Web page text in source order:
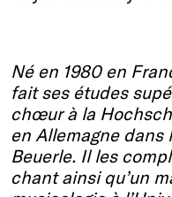
Né en 1980 en
fait ses études
chœur à la
en Allemagne
Beuerle. Il les
chant ainsi qu’un